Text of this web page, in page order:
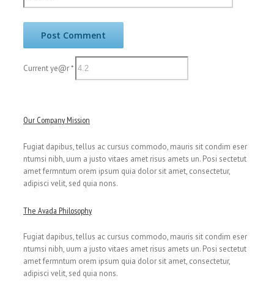
Current ye@r*
Our Company Mission
Fugiat dapibus, tellus ac cursus commodo, mauris sit condim eser
ntumsi nibh, uum a justo vitaes amet risus amets un. Posi sectetut
amet fermntum orem ipsum quia dolor sit amet, consectetur,
adipisci velit, sed quia nons.
The Avada Philosophy
Fugiat dapibus, tellus ac cursus commodo, mauris sit condim eser
ntumsi nibh, uum a justo vitaes amet risus amets un. Posi sectetut
amet fermntum orem ipsum quia dolor sit amet, consectetur,
adipisci velit, sed quia nons.